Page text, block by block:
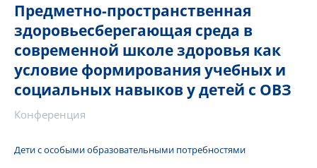
Предметно-пространственная
здоровьесберегающая среда в
современной школе здоровья как
условие формирования учебных и
социальных навыков у детей с ОВЗ
Конференция
Дети с особыми образовательными потребностями